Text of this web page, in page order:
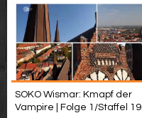
SOKO Wismar: Kmapf der
Vampire | Folge 1/Staffel 19